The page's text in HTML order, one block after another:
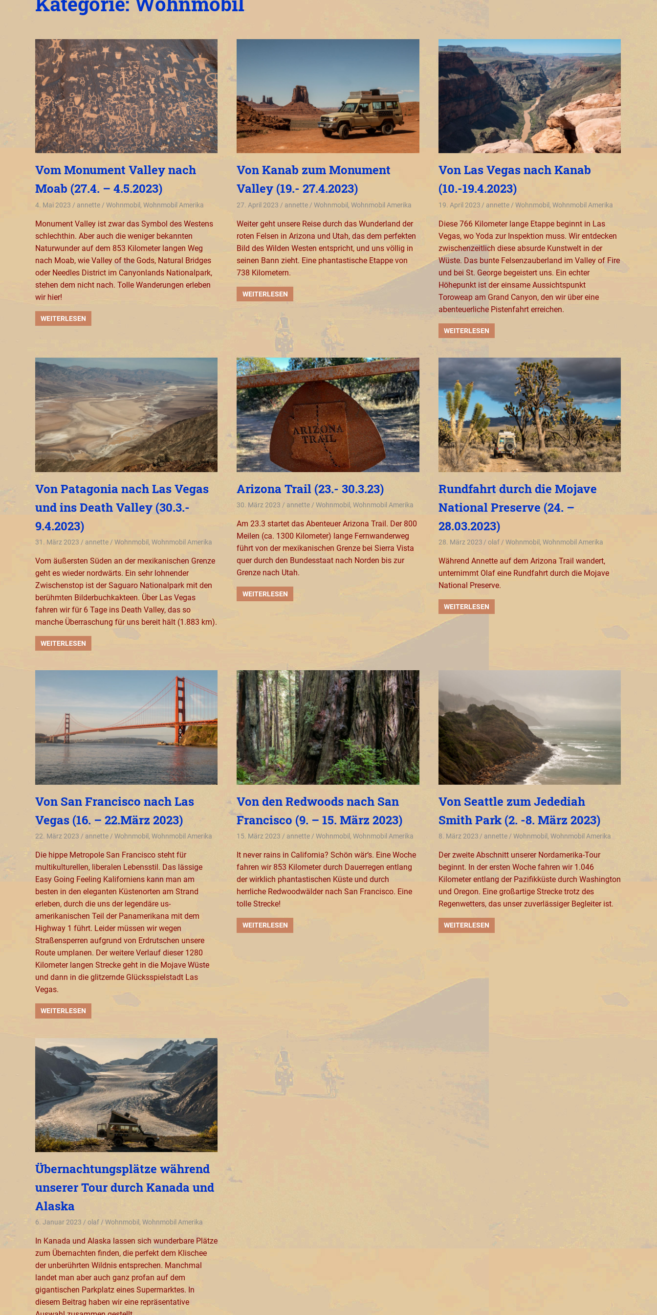
Vom Monument Valley nach
Moab (27.4. – 4.5.2023)
4. Mai 2023 annette Wohnmobil , Wohnmobil Amerika
Monument Valley ist zwar das Symbol des Westens
schlechthin. Aber auch die weniger bekannten
Naturwunder auf dem 853 Kilometer langen Weg
nach Moab, wie Valley of the Gods, Natural Bridges
oder Needles District im Canyonlands Nationalpark,
stehen dem nicht nach. Tolle Wanderungen erleben
wir hier!
WEITERLESEN
Von Kanab zum Monument
Valley (19.- 27.4.2023)
27. April 2023 annette Wohnmobil , Wohnmobil Amerika
Weiter geht unsere Reise durch das Wunderland der
roten Felsen in Arizona und Utah, das dem perfekten
Bild des Wilden Westen entspricht, und uns völlig in
seinen Bann zieht. Eine phantastische Etappe von
738 Kilometern.
WEITERLESEN
Von Las Vegas nach Kanab
(10.-19.4.2023)
19. April 2023 annette Wohnmobil ,Wohnmobil Amerika
Diese 766 Kilometer lange Etappe beginnt in Las
Vegas, wo Yoda zur Inspektion muss. Wir entdecken
zwischenzeitlich diese absurde Kunstwelt in der
Wüste. Das bunte Felsenzauberland im Valley of Fire
und bei St. George begeistert uns. Ein echter
Höhepunkt ist der einsame Aussichtspunkt
Toroweap am Grand Canyon, den wir über eine
abenteuerliche Pistenfahrt erreichen.
WEITERLESEN
Von Patagonia nach Las Vegas
und ins Death Valley (30.3.-
9.4.2023)
31. März 2023 annette Wohnmobil , Wohnmobil Amerika
Vom äußersten Süden an der mexikanischen Grenze
geht es wieder nordwärts. Ein sehr lohnender
Zwischenstop ist der Saguaro Nationalpark mit den
berühmten Bilderbuchkakteen. Über Las Vegas
fahren wir für 6 Tage ins Death Valley, das so
manche Überraschung für uns bereit hält (1.883 km).
WEITERLESEN
Arizona Trail (23.- 30.3.23)
30. März 2023 annette Wohnmobil , Wohnmobil Amerika
Am 23.3 startet das Abenteuer Arizona Trail. Der 800
Meilen (ca. 1300 Kilometer) lange Fernwanderweg
führt von der mexikanischen Grenze bei Sierra Vista
quer durch den Bundesstaat nach Norden bis zur
Grenze nach Utah.
WEITERLESEN
Rundfahrt durch die Mojave
National Preserve (24. –
28.03.2023)
28. März 2023 olaf Wohnmobil ,Wohnmobil Amerika
Während Annette auf dem Arizona Trail wandert,
unternimmt Olaf eine Rundfahrt durch die Mojave
National Preserve.
WEITERLESEN
Von San Francisco nach Las
Vegas (16. – 22.März 2023)
22. März 2023 annette Wohnmobil , Wohnmobil Amerika
Die hippe Metropole San Francisco steht für
multikulturellen, liberalen Lebensstil. Das lässige
Easy Going Feeling Kaliforniens kann man am
besten in den eleganten Küstenorten am Strand
erleben, durch die uns der legendäre us-
amerikanischen Teil der Panamerikana mit dem
Highway 1 führt. Leider müssen wir wegen
Straßensperren aufgrund von Erdrutschen unsere
Route umplanen. Der weitere Verlauf dieser 1280
Kilometer langen Strecke geht in die Mojave Wüste
und dann in die glitzernde Glücksspielstadt Las
Vegas.
WEITERLESEN
Von den Redwoods nach San
Francisco (9. – 15. März 2023)
15. März 2023 annette Wohnmobil , Wohnmobil Amerika
It never rains in California? Schön wär‘s. Eine Woche
fahren wir 853 Kilometer durch Dauerregen entlang
der wirklich phantastischen Küste und durch
herrliche Redwoodwälder nach San Francisco. Eine
tolle Strecke!
WEITERLESEN
Von Seattle zum Jedediah
Smith Park (2. -8. März 2023)
8. März 2023 annette Wohnmobil ,Wohnmobil Amerika
Der zweite Abschnitt unserer Nordamerika-Tour
beginnt. In der ersten Woche fahren wir 1.046
Kilometer entlang der Pazifikküste durch Washington
und Oregon. Eine großartige Strecke trotz des
Regenwetters, das unser zuverlässiger Begleiter ist.
WEITERLESEN
Übernachtungsplätze während
unserer Tour durch Kanada und
Alaska
6. Januar 2023 olaf Wohnmobil , Wohnmobil Amerika
In Kanada und Alaska lassen sich wunderbare Plätze
zum Übernachten finden, die perfekt dem Klischee
der unberührten Wildnis entsprechen. Manchmal
landet man aber auch ganz profan auf dem
gigantischen Parkplatz eines Supermarktes. In
diesem Beitrag haben wir eine repräsentative